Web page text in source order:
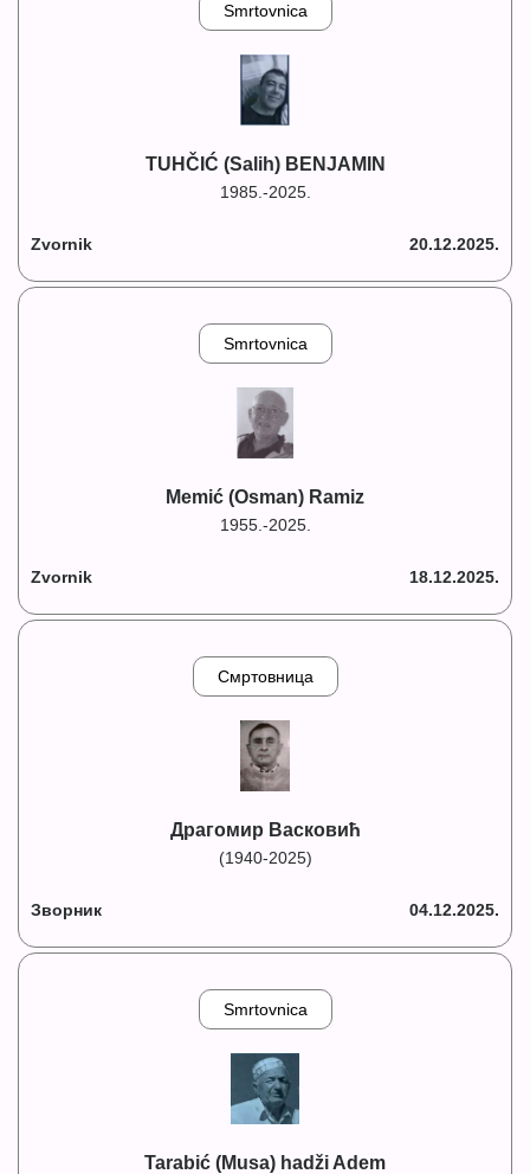
Smrtovnica
TUHČIĆ (Salih) BENJAMIN
1985.-2025.
Zvornik 20.12.2025.
Smrtovnica
Memić (Osman) Ramiz
1955.-2025.
Zvornik 18.12.2025.
Смртовница
Драгомир Васковић
(1940-2025)
Зворник 04.12.2025.
Smrtovnica
Tarabić (Musa) hadži Adem